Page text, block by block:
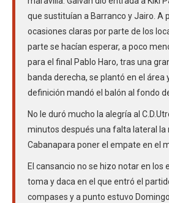
que sustituían a Barranco y Jairo. A
ocasiones claras por parte de los
parte se hacían esperar, a poco
para el final Pablo Haro, tras una
banda derecha, se plantó en el área
definición mandó el balón al fondo
No le duró mucho la alegría al
minutos después una falta lateral la
Cabanapara poner el empate en el
El cansancio no se hizo notar en los
toma y daca en el que entró el
compases y a punto estuvo